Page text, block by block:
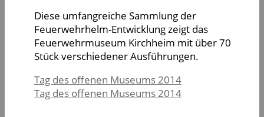
Diese umfangreiche Sammlung der
Feuerwehrhelm-Entwicklung zeigt das
Feuerwehrmuseum Kirchheim mit über 70
Stück verschiedener Ausführungen.
Tag des offenen Museums 2014
Tag des offenen Museums 2014